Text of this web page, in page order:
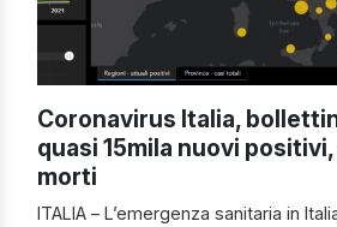
Coronavirus Italia,
quasi 15mila nuovi
morti
ITALIA – L’emergenza sanitaria in